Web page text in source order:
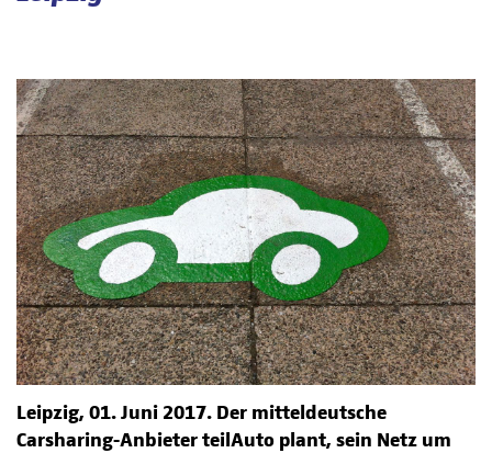
Leipzig, 01. Juni 2017. Der mitteldeutsche
Carsharing-Anbieter teilAuto plant, sein Netz um